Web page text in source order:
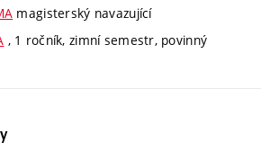
magisterský navazující
, 1 ročník, zimní semestr, povinný